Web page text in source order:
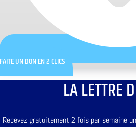
FAITE UN DON EN 2 CLICS
LA LETTRE
Recevez gratuitement 2 fois par semaine